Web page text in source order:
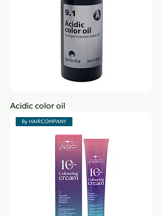
Acidic color oil
By HAIRCOMPANY